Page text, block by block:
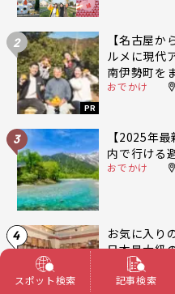
2
PR
【名古屋
ルメに現代
南伊勢町を
おでかけ
3
【2025年
内で行ける
おでかけ
4
お気に入り
日本最大級
ークマーケ
暮らし
スポット検索 記事検索